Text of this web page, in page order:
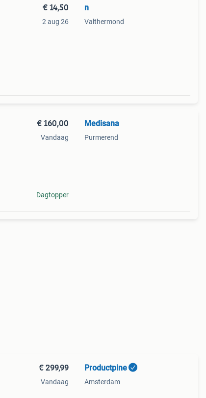
€ 14,50
2 aug 26
n
Valthermond
€ 160,00
Vandaag
Dagtopper
Medisana
Purmerend
€ 299,99
Vandaag
Productpine
Amsterdam